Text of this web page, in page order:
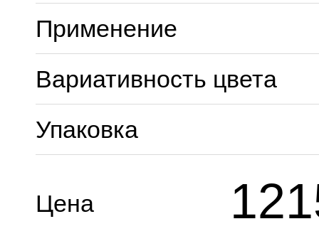
Применение
Вариативность цвета
Упаковка
Цена